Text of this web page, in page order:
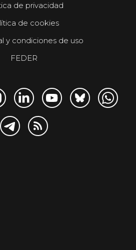
de privacidad
de cookies
y condiciones de uso
FEDER